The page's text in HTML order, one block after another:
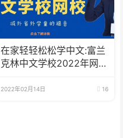
在家轻轻松松学中文:富兰
克林中文学校2022年网校
2022年02月14日 16